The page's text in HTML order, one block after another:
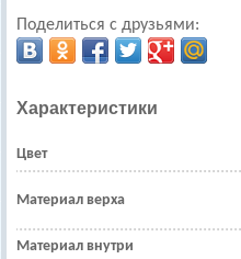
Поделиться с друзьями:
Характеристики
Цвет
Материал верха
Материал внутри